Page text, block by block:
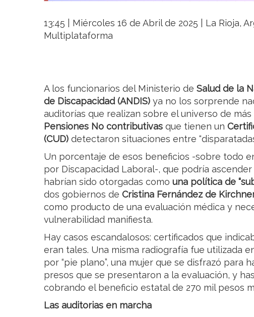
13:45 | Miércoles 16 de Abril de 2025 | La Rioja,
Multiplataforma
A los funcionarios del Ministerio de Salud de la
de Discapacidad (ANDIS) ya no los sorprende
auditorías que realizan sobre el universo de más
Pensiones No contributivas que tienen un
(CUD) detectaron situaciones entre
Un porcentaje de esos beneficios -sobre todo
por Discapacidad Laboral-, que podría ascender
habrían sido otorgadas como una política de
dos gobiernos de Cristina Fernández de
como producto de una evaluación médica y
vulnerabilidad manifiesta.
Hay casos escandalosos: certificados que
eran tales. Una misma radiografía fue utilizada
por “pie plano”, una mujer que se disfrazó para
presos que se presentaron a la evaluación, y
cobrando el beneficio estatal de 270 mil pesos
Las auditorias en marcha